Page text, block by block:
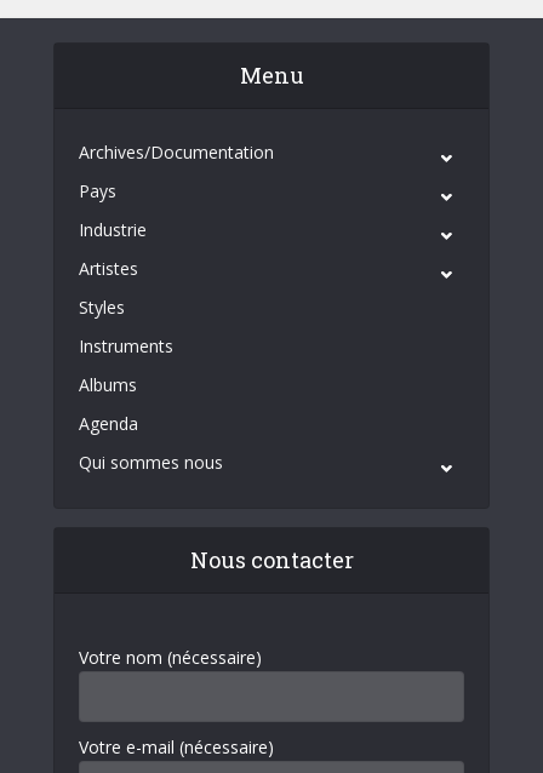
Menu
Archives/Documentation
Pays
Industrie
Artistes
Styles
Instruments
Albums
Agenda
Qui sommes nous
Nous contacter
Votre nom (nécessaire)
Votre e-mail (nécessaire)